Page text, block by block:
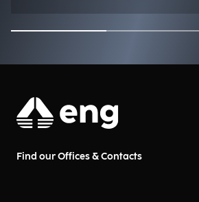
Find our Offices & Contacts